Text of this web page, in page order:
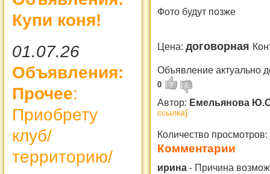
Купи коня!
01.07.26
Объявления:
Прочее:
Приобрету
клуб/
территорию/
Фото будут позже
Цена: договорная
Объявление актуально
0
Автор: Емельянова
ссылка]
Количество просмотров:
Комментарии
ирина - Причина